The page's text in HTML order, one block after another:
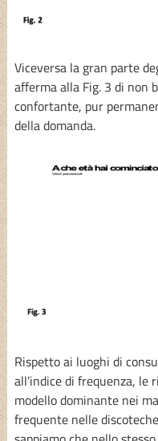
Viceversa la gran parte
afferma alla Fig. 3 di non
confortante, pur
della domanda.
Rispetto ai luoghi di
all’indice di frequenza, le
modello dominante nei
frequente nelle